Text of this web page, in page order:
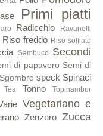
Primi piatti
Radicchio
Ravanelli
Riso freddo Riso soffiato
Sambuco Secondi
di papavero Semi di
Sgombro speck Spinaci
Tea Tonno Topinambur
Vegetariano e
Zenzero Zucca